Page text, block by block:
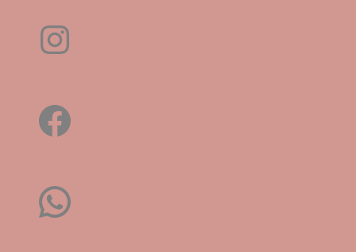
Instagram
Facebook
WhatsApp